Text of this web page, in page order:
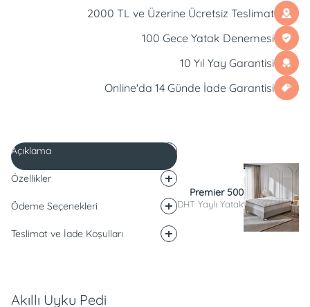
2000 TL ve Üzerine Ücretsiz Teslimat
100 Gece Yatak Denemesi
10 Yıl Yay Garantisi
Online'da 14 Günde İade Garantisi
Açıklama
Özellikler
Ödeme Seçenekleri
Teslimat ve İade Koşulları
Premier 500
DHT Yaylı Yatak
Akıllı Uyku Pedi